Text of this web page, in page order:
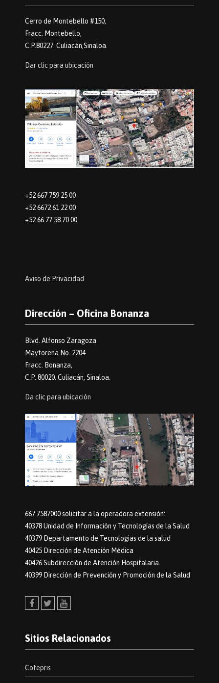
Cerro de Montebello #150,
Fracc. Montebello,
C.P.80227. Culiacán,Sinaloa.
Dar clic para ubicación
+52 667 759 25 00
+52 6672 61 22 00
+52 66 77 58 70 00
Aviso de Privacidad
Dirección – Oficina Bonanza
Blvd. Alfonso Zaragoza
Maytorena No. 2204
Fracc. Bonanza,
C.P. 80020. Culiacán, Sinaloa.
Da clic para ubicación
667 7587000 solicitar a la operadora extensión:
40378 Unidad de Información y Tecnologías de la Salud
40379 Departamento de Tecnologias de la salud
40425 Dirección de Atención Médica
40426 Subdirección de Atención Hospitalaria
40399 Dirección de Prevención y Promoción de la Salud
Sitios Relacionados
Cofepris